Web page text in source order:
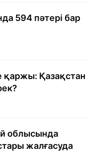
594 пәтері бар
қаржы: Қазақстан
облысында
жалғасуда